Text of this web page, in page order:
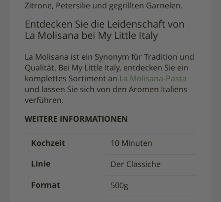
Zitrone, Petersilie und gegrillten Garnelen.
Entdecken Sie die Leidenschaft von
La Molisana bei My Little Italy
La Molisana ist ein Synonym für Tradition und
Qualität. Bei My Little Italy, entdecken Sie ein
komplettes Sortiment an La Molisana-Pasta
und lassen Sie sich von den Aromen Italiens
verführen.
WEITERE INFORMATIONEN
Kochzeit 10 Minuten
Linie Der Classiche
Format 500g